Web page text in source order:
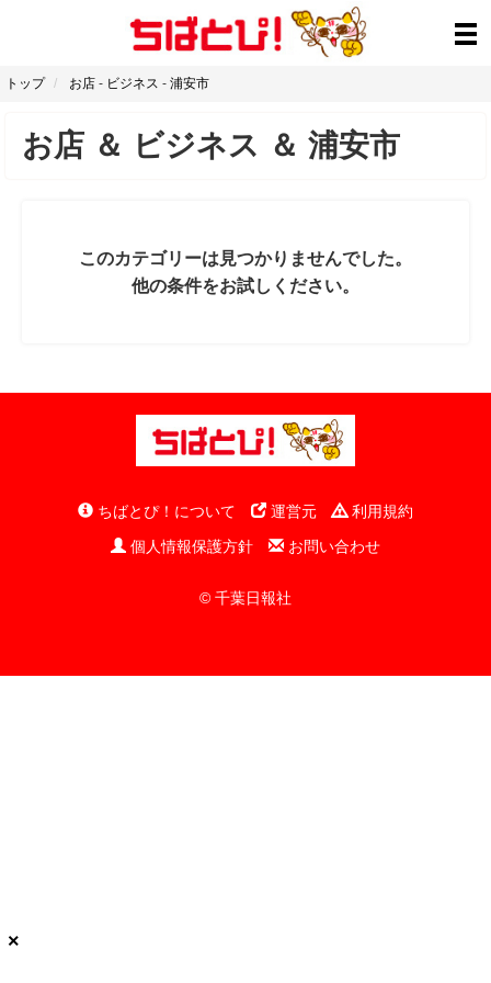
トップ お店 - ビジネス - 浦安市
お店 ＆ ビジネス ＆ 浦安市
このカテゴリーは見つかりませんでした。
他の条件をお試しください。
ちばとぴ！について 運営元
利用規約
個人情報保護方針
お問い合わせ
© 千葉日報社
×